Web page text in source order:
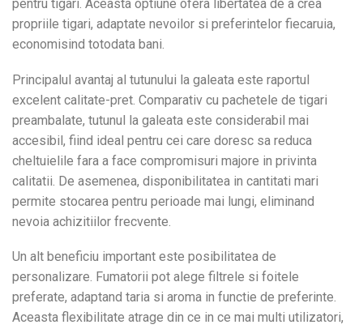
pentru tigari. Aceasta optiune ofera libertatea de a crea
propriile tigari, adaptate nevoilor si preferintelor fiecaruia,
economisind totodata bani.
Principalul avantaj al tutunului la galeata este raportul
excelent calitate-pret. Comparativ cu pachetele de tigari
preambalate, tutunul la galeata este considerabil mai
accesibil, fiind ideal pentru cei care doresc sa reduca
cheltuielile fara a face compromisuri majore in privinta
calitatii. De asemenea, disponibilitatea in cantitati mari
permite stocarea pentru perioade mai lungi, eliminand
nevoia achizitiilor frecvente.
Un alt beneficiu important este posibilitatea de
personalizare. Fumatorii pot alege filtrele si foitele
preferate, adaptand taria si aroma in functie de preferinte.
Aceasta flexibilitate atrage din ce in ce mai multi utilizatori,